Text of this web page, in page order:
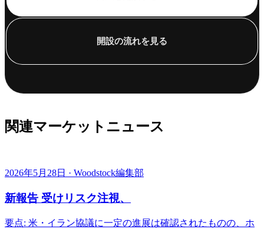
開設の流れを見る
関連マーケットニュース
2026年5月28日 · Woodstock編集部
新報告 受けリスク注視、
要点: 米・イラン協議に一定の進展は確認されたものの、ホ